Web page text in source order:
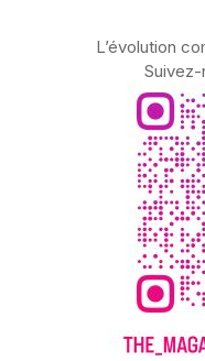
L’évolution